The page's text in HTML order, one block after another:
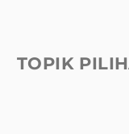
TOPIK